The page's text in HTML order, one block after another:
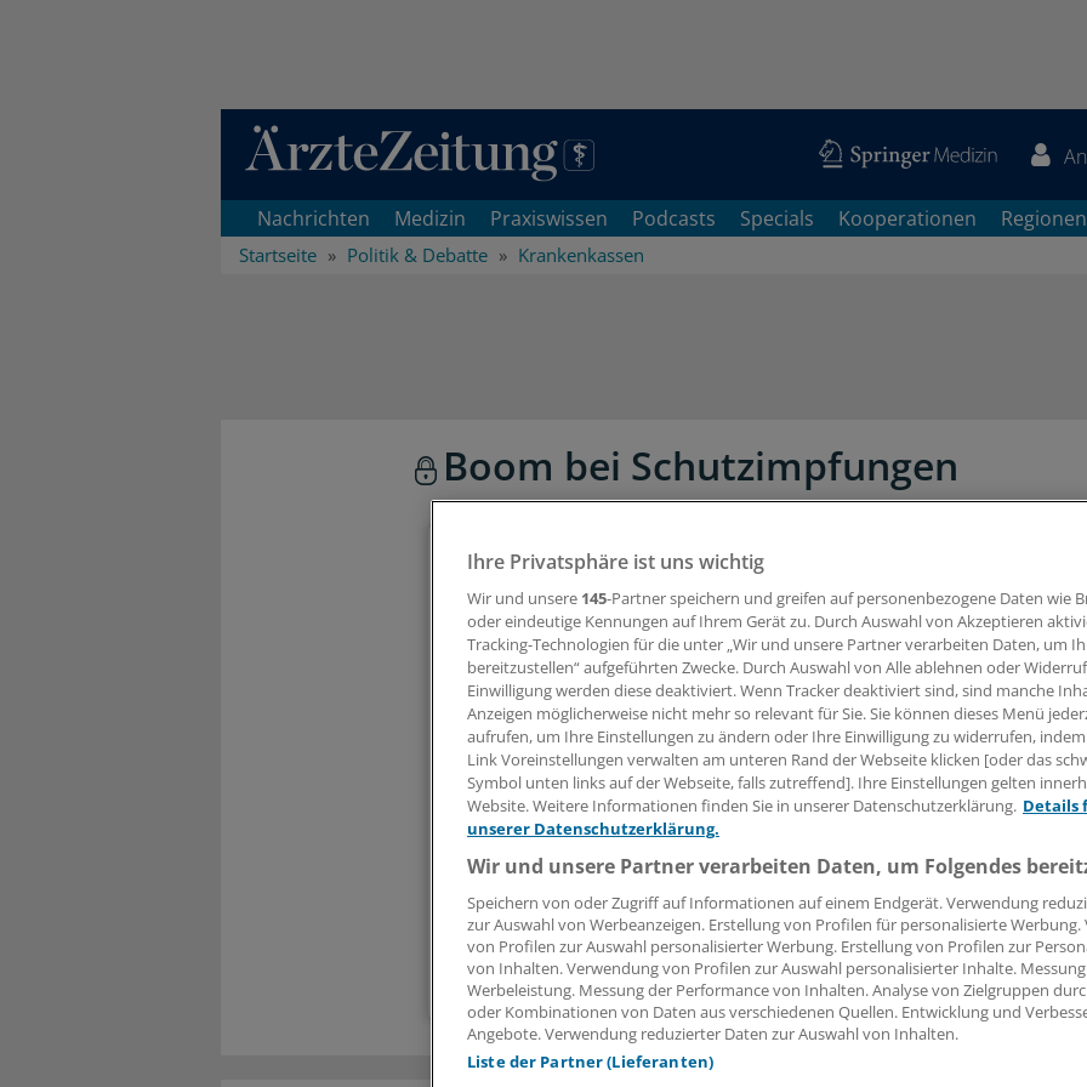
Direkt zum Inhaltsbereich
Nachrichten Medizin Praxiswissen Podcasts Specials Kooperationen Regionen
Startseite Politik & Debatte Krankenkassen
Boom bei Schutzimpfungen
Liebe Leserin, lieber Leser,
den vollständigen Beitrag können Sie lesen, sobald Sie sich eingeloggt
Jetzt anmelden »
Kostenlos
Kennwort vergessen?
Ein anderes Problem beim Login?
Die Anmeldung ist mit wenigen Klicks erledigt und kostenlos.
Ihre Vorteile des kostenlosen Login:
MehrAnalysen, Hintergründe und Infografiken
ExklusiveInterviews und Praxis-Tipps
Zugriff auf allemedizinischen Berichte und Kommentare
Voraussetzungen für den Zugang
Ihre Privatsphäre ist uns wichtig
Wir und unsere 145-Partner speichern und greifen auf personenbezogene Daten wie
oder eindeutige Kennungen auf Ihrem Gerät zu. Durch Auswahl von Akzeptieren
Tracking-Technologien für die unter „Wir und unsere Partner verarbeiten Daten, um
bereitzustellen“ aufgeführten Zwecke. Durch Auswahl von Alle ablehnen oder
Einwilligung werden diese deaktiviert. Wenn Tracker deaktiviert sind, sind manche
Anzeigen möglicherweise nicht mehr so relevant für Sie. Sie können dieses Menü
aufrufen, um Ihre Einstellungen zu ändern oder Ihre Einwilligung zu widerrufen, indem
Link Voreinstellungen verwalten am unteren Rand der Webseite klicken [oder das
Symbol unten links auf der Webseite, falls zutreffend]. Ihre Einstellungen gelten
Website. Weitere Informationen finden Sie in unserer Datenschutzerklärung. Details
unserer Datenschutzerklärung.
Wir und unsere Partner verarbeiten Daten, um Folgendes
Speichern von oder Zugriff auf Informationen auf einem Endgerät. Verwendung
zur Auswahl von Werbeanzeigen. Erstellung von Profilen für personalisierte
von Profilen zur Auswahl personalisierter Werbung. Erstellung von Profilen zur
von Inhalten. Verwendung von Profilen zur Auswahl personalisierter Inhalte.
Werbeleistung. Messung der Performance von Inhalten. Analyse von Zielgruppen
oder Kombinationen von Daten aus verschiedenen Quellen. Entwicklung und
Angebote. Verwendung reduzierter Daten zur Auswahl von Inhalten.
Liste der Partner (Lieferanten)